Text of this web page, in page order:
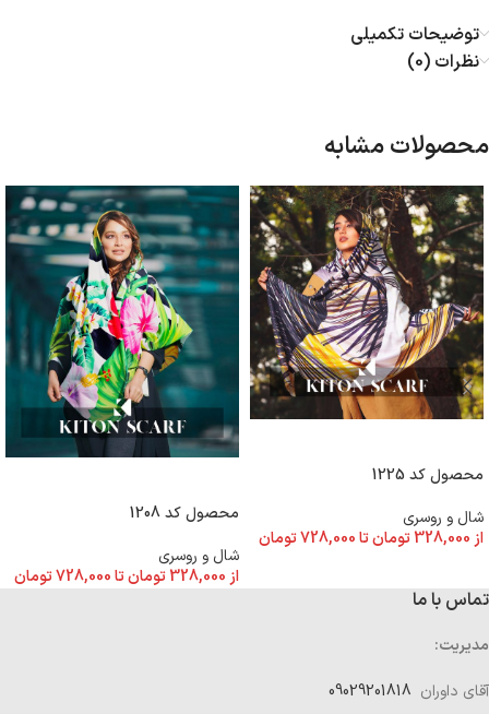
توضیحات تکمیلی
نظرات (0)
محصولات مشابه
محصول کد 1225
شال و روسری
از 328,000تومانتا728,000تومان
محصول کد 1208
شال و روسری
از 328,000تومانتا728,000تومان
تماس با ما
مدیریت:
آقای داوران